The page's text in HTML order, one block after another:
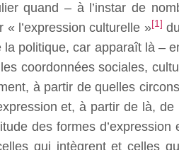
quand – à l’instar de
l’expression culturelle »[1]
politique, car apparaît là –
coordonnées sociales,
à partir de quelles
et, à partir de là,
des formes
qui intègrent et celles